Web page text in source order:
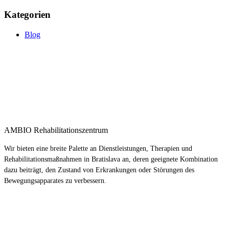
Kategorien
Blog
AMBIO Rehabilitationszentrum
Wir bieten eine breite Palette an Dienstleistungen, Therapien und
Rehabilitationsmaßnahmen in Bratislava an, deren geeignete Kombination
dazu beiträgt, den Zustand von Erkrankungen oder Störungen des
Bewegungsapparates zu verbessern.